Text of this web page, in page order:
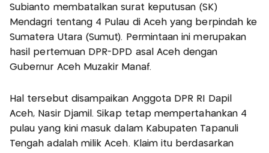
Subianto membatalkan surat keputusan (SK)
Mendagri tentang 4 Pulau di Aceh yang berpindah ke
Sumatera Utara (Sumut). Permintaan ini merupakan
hasil pertemuan DPR-DPD asal Aceh dengan
Gubernur Aceh Muzakir Manaf.
Hal tersebut disampaikan Anggota DPR RI Dapil
Aceh, Nasir Djamil. Sikap tetap mempertahankan 4
pulau yang kini masuk dalam Kabupaten Tapanuli
Tengah adalah milik Aceh. Klaim itu berdasarkan